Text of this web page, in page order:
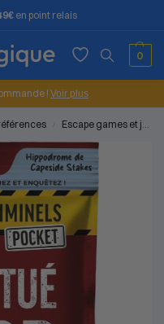
en point relais
0
! Voir plus
Escape games et jeux d'enquête